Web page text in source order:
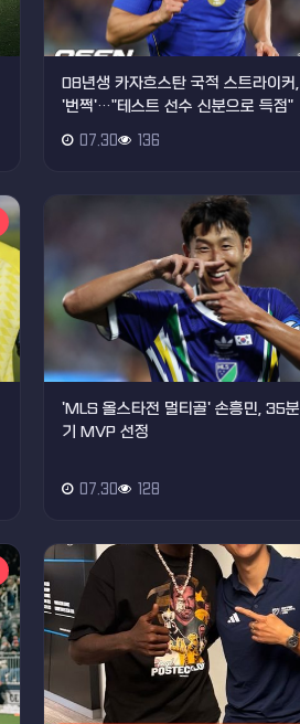
08년생 카자흐스탄 국적 스트라이커,
'번쩍'…"테스트 선수 신분으로 득점"
07.30 136
'MLS 올스타전 멀티골' 손흥민, 35
기 MVP 선정
07.30 128